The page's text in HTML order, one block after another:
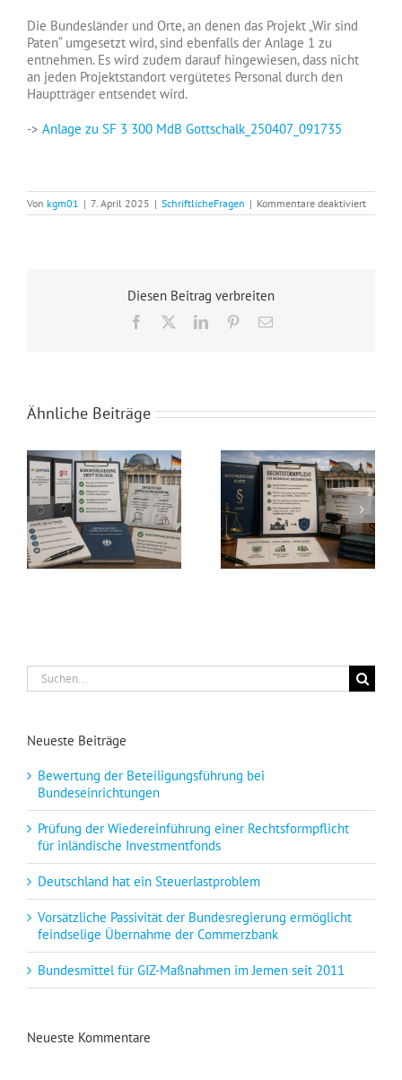
Die Bundesländer und Orte, an denen das Projekt „Wir sind
Paten“ umgesetzt wird, sind ebenfalls der Anlage 1 zu
entnehmen. Es wird zudem darauf hingewiesen, dass nicht
an jeden Projektstandort vergütetes Personal durch den
Hauptträger entsendet wird.
-> Anlage zu SF 3 300 MdB Gottschalk_250407_091735
Von kgm01 | 7. April 2025 | SchriftlicheFragen | Kommentare deaktiviertfür
Diesen Beitrag verbreiten
Facebook LinkedInPinterest
E-
Ähnliche Beiträge
Suche
nach:
Neueste Beiträge
Bewertung der Beteiligungsführung bei
Bundeseinrichtungen
Prüfung der Wiedereinführung einer Rechtsformpflicht
für inländische Investmentfonds
Deutschland hat ein Steuerlastproblem
Vorsätzliche Passivität der Bundesregierung ermöglicht
feindselige Übernahme der Commerzbank
Bundesmittel für GIZ-Maßnahmen im Jemen seit 2011
Neueste Kommentare